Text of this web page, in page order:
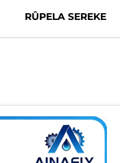
RÛPELA SEREKE